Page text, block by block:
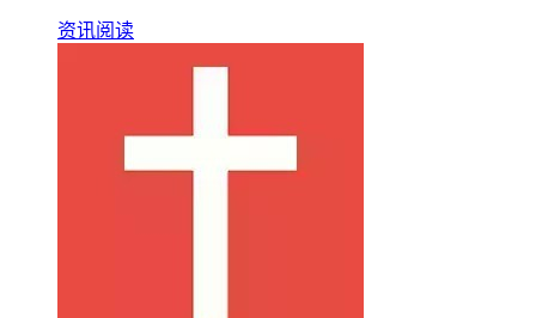
资讯阅读